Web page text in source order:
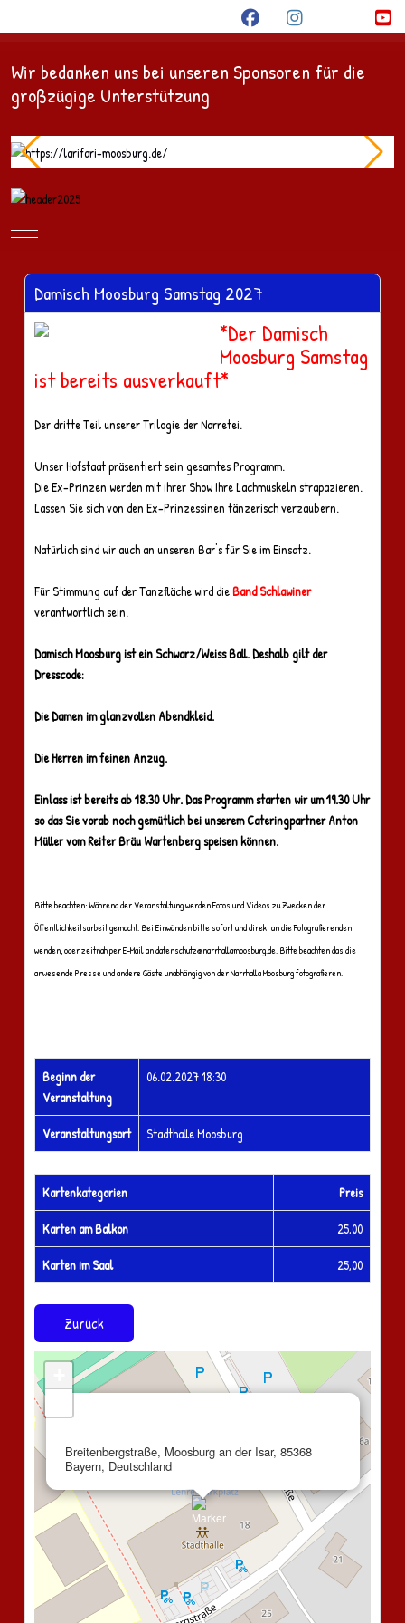
Wir bedanken uns bei unseren Sponsoren für die
großzügige Unterstützung
Mobile Menu Toggle
Damisch Moosburg Samstag 2027
*Der Damisch
Moosburg Samstag
ist bereits ausverkauft*
Der dritte Teil unserer Trilogie der Narretei.
Unser Hofstaat präsentiert sein gesamtes Programm.
Die Ex-Prinzen werden mit ihrer Show Ihre Lachmuskeln strapazieren.
Lassen Sie sich von den Ex-Prinzessinen tänzerisch verzaubern.
Natürlich sind wir auch an unseren Bar's für Sie im Einsatz.
Für Stimmung auf der Tanzfläche wird dieBand Schlawiner
verantwortlich sein.
Damisch Moosburg ist ein Schwarz/Weiss Ball. Deshalb gilt der
Dresscode:
Die Damen im glanzvollen Abendkleid.
Die Herren im feinen Anzug.
Einlass ist bereits ab 18.30 Uhr. Das Programm starten wir um 19.30 Uhr
so das Sie vorab noch gemütlich bei unserem Cateringpartner Anton
Müller vom Reiter Bräu Wartenberg speisen können.
Bitte beachten: Während der Veranstaltung werden Fotos und Videos zu Zwecken der
Öffentlichkeitsarbeit gemacht. Bei Einwänden bitte sofort und direkt an die Fotografierenden
wenden, oder zeitnah per E-Mail andatenschutz@narrhallamoosburg.de. Bitte beachten das die
anwesende Presse und andere Gäste unabhängig von der Narrhalla Moosburg fotografieren.
Beginn der
Veranstaltung
06.02.2027 18:30
Veranstaltungsort Stadthalle Moosburg
Kartenkategorien Preis
Karten am Balkon 25,00
Karten im Saal 25,00
Zurück
Stadthalle Moosburg
Breitenbergstraße, Moosburg an der Isar, 85368
Bayern, Deutschland